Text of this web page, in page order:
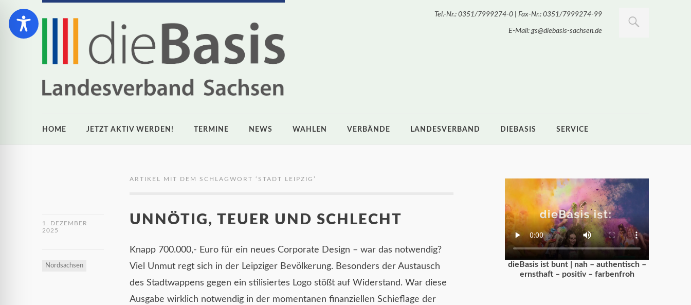
Tel.-Nr.: 0351/7999274-0 | Fax-Nr.: 0351/7999274-99
E-Mail: gs@diebasis-sachsen.de
HOME JETZT AKTIV WERDEN! TERMINE NEWS WAHLEN VERBÄNDE LANDESVERBAND DIEBASIS SERVICE
ARTIKEL MIT DEM SCHLAGWORT ‘ STADT LEIPZIG ’
1. DEZEMBER
2025
Nordsachsen
UNNÖTIG, TEUER UND SCHLECHT
Knapp 700.000,- Euro für ein neues Corporate Design – war das notwendig?
Viel Unmut regt sich in der Leipziger Bevölkerung. Besonders der Austausch
des Stadtwappens gegen ein stilisiertes Logo stößt auf Widerstand. War diese
Ausgabe wirklich notwendig in der momentanen finanziellen Schieflage der
dieBasis ist bunt | nah – authentisch –
ernsthaft – positiv – farbenfroh